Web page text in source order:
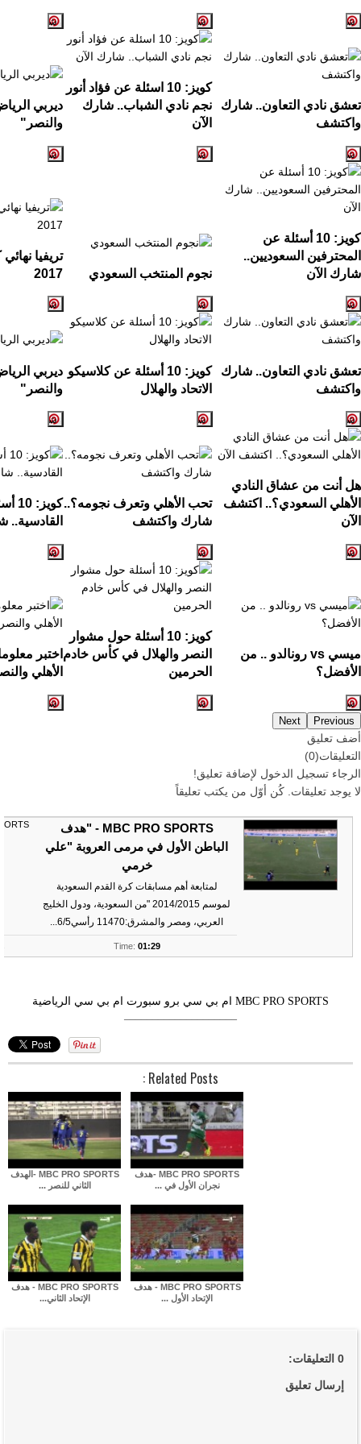
تعشق نادي التعاون.. شارك
واكتشف
كويز: 10 اسئلة عن فؤاد أنور
نجم نادي الشباب.. شارك
الآن
ديربي
والنصر "
كويز: 10 أسئلة عن
المحترفين السعوديين..
شارك الآن
نجوم المنتخب السعودي
تريفيا
2017
تعشق نادي التعاون.. شارك
واكتشف
كويز: 10 أسئلة عن كلاسيكو
الاتحاد والهلال
ديربي
والنصر"
هل أنت من عشاق النادي
الأهلي السعودي؟.. اكتشف
الآن
تحب الأهلي وتعرف نجومه؟..
شارك واكتشف
القادسية..
ميسي vs رونالدو .. من
الأفضل؟
كويز: 10 أسئلة حول مشوار
النصر والهلال في كأس خادم
الحرمين
اختبر
الأهلي
Previous
Next
أضف تعليق
التعليقات(
0
)
الرجاء تسجيل الدخول لإضافة تعليق!
لا يوجد تعليقات. كُن أوّل من يكتب تعليقاً
MBC PRO SPORTS - "هدف
الباطن الأول في مرمى العروبة "علي
خرمي
لمتابعة أهم مسابقات كرة القدم السعودية
لموسم 2014/2015 "من السعودية، ودول الخليج
العربي، ومصر والمشرق:11470 رأسي6/5...
Time: 01:29
MBC PRO SPORTS ام بي سي برو سبورت ام بي سي الرياضية
––––––––––––––––––––
Related Posts :
MBC PRO SPORTS -الهدف
الثاني للنصر ...
MBC PRO SPORTS -هدف
نجران الأول في ...
MBC PRO SPORTS - هدف
الإتحاد الثاني...
MBC PRO SPORTS - هدف
الإتحاد الأول ...
0 التعليقات:
إرسال تعليق